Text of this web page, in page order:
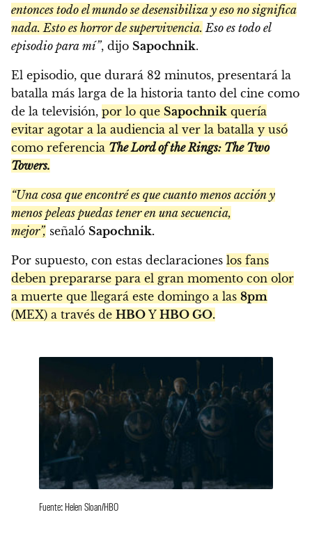
entonces todo el mundo se desensibiliza y eso no significa
nada. Esto es horror de supervivencia. Eso es todo el
episodio para mí”, dijo Sapochnik.
El episodio, que durará 82 minutos, presentará la
batalla más larga de la historia tanto del cine como
de la televisión, por lo que Sapochnik quería
evitar agotar a la audiencia al ver la batalla y usó
como referencia The Lord of the Rings: The Two
Towers.
“Una cosa que encontré es que cuanto menos acción y
menos peleas puedas tener en una secuencia,
mejor”, señaló Sapochnik.
Por supuesto, con estas declaraciones los fans
deben prepararse para el gran momento con olor
a muerte que llegará este domingo a las 8pm
(MEX) a través de HBO Y HBO GO.
Fuente: Helen Sloan/HBO